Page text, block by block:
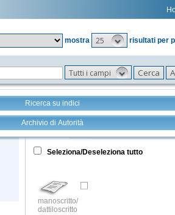
mostra
25 risultati per
Tutti i campi
Ricerca su indici
Archivio di Autorità
Tutto +
Seleziona/Deseleziona tutto
manoscritto/
dattiloscritto